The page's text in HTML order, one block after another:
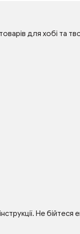
для хобі та
Не бійтеся